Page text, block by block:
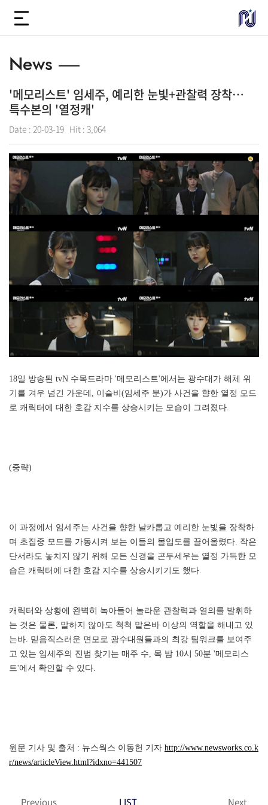
News
'메모리스트' 임세주, 예리한 눈빛+관찰력 장착…
특수본의 '열정캐'
Date : 20-03-19 Hit : 3,064
18일 방송된 tvN 수목드라마 '메모리스트'에서는 광수대가 해체 위
기를 겨우 넘긴 가운데, 이슬비(임세주 분)가 사건을 향한 열정 모드
로 캐릭터에 대한 호감 지수를 상승시키는 모습이 그려졌다.
(중략)
이 과정에서 임세주는 사건을 향한 날카롭고 예리한 눈빛을 장착하
며 초집중 모드를 가동시켜 보는 이들의 몰입도를 끌어올렸다. 작은
단서라도 놓치지 않기 위해 모든 신경을 곤두세우는 열정 가득한 모
습은 캐릭터에 대한 호감 지수를 상승시키기도 했다.
캐릭터와 상황에 완벽히 녹아들어 놀라운 관찰력과 열의를 발휘하
는 것은 물론, 말하지 않아도 척척 맡은바 이상의 역할을 해내고 있
는바. 믿음직스러운 면모로 광수대원들과의 최강 팀워크를 보여주
고 있는 임세주의 진범 찾기는 매주 수, 목 밤 10시 50분 '메모리스
트'에서 확인할 수 있다.
원문 기사 및 출처 : 뉴스웍스 이동헌 기자 http://www.newsworks.co.k
r/news/articleView.html?idxno=441507
Previous LIST Next